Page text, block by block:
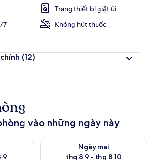
Trang thiết bị giặt ủi
7
Không hút thuốc
(12)
vào những ngày này
9
tối nay từ thg 8 8 - thg 8 9
Ngày mai
thg 8 9 - thg 8 10
Kiểm tra lượng phòng ngày